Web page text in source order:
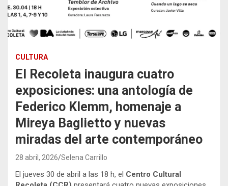
CULTURA
El Recoleta inaugura cuatro
exposiciones: una antología de
Federico Klemm, homenaje a
Mireya Baglietto y nuevas
miradas del arte contemporáneo
28 abril, 2026 Selena Carrillo
El jueves 30 de abril a las 18 h, el Centro Cultural